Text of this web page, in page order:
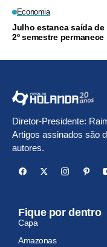
Economia
Julho estanca saída
2º semestre
Diretor-Presidente:
Artigos assinados são
autores.
Fique por dentro
Capa
Amazonas